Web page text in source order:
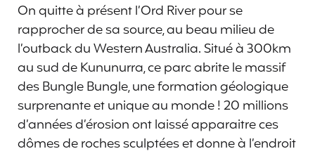
On quitte à présent l’Ord River pour se
rapprocher de sa source, au beau milieu de
l’outback du Western Australia. Situé à 300km
au sud de Kununurra, ce parc abrite le massif
des Bungle Bungle, une formation géologique
surprenante et unique au monde ! 20 millions
d’années d’érosion ont laissé apparaitre ces
dômes de roches sculptées et donne à l’endroit